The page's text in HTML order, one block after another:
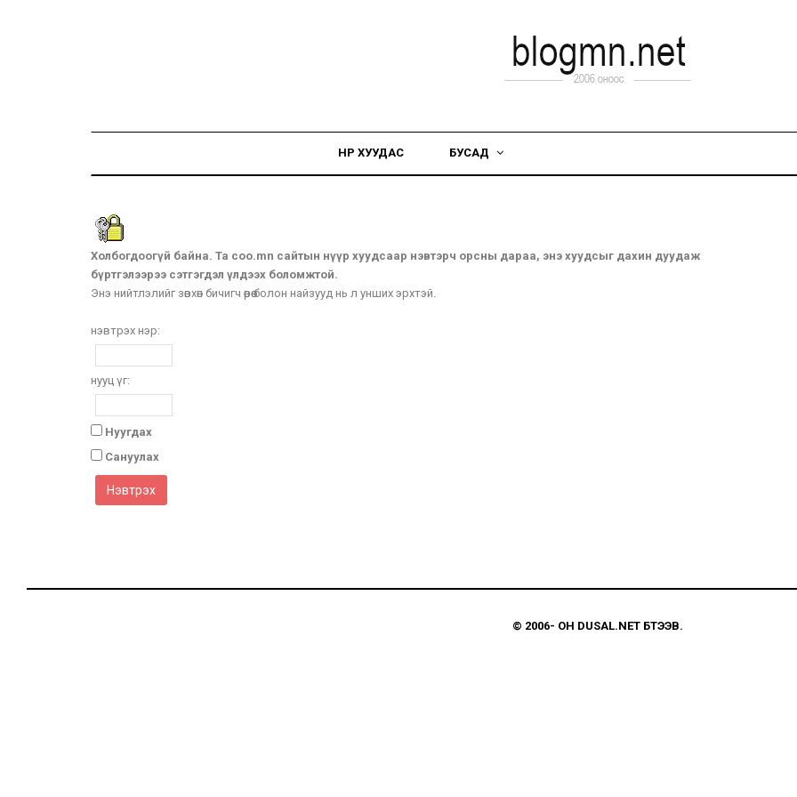
НҮҮР ХУУДАС БУСАД
Холбогдоогүй байна. Та coo.mn сайтын нүүр хуудсаар нэвтэрч орсны дараа, энэ хуудсыг дахин дуудаж
бүртгэлээрээ сэтгэгдэл үлдээх боломжтой.
Энэ нийтлэлийг зөвхөн бичигч өөрөө болон найзууд нь л унших эрхтэй.
нэвтрэх нэр:
нууц үг:
Нуугдах
Сануулах
© 2006- ОН DUSAL.NET БҮТЭЭВ.